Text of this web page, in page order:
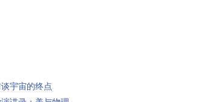
宇宙的终点